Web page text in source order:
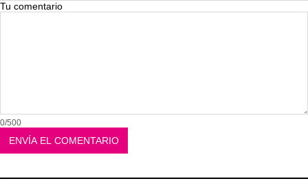
Tu comentario
0/500